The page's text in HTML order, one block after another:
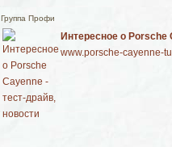
Группа Профи
Интересное о Porsche
www.porsche-cayenne-